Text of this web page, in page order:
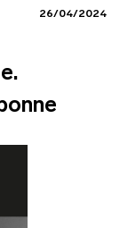
26/04/2024